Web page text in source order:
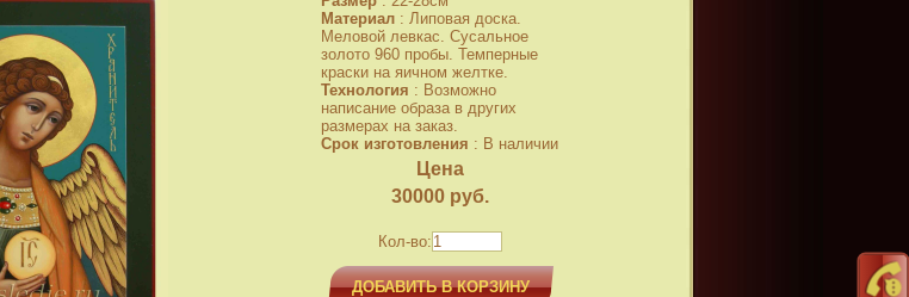
Материал : Липовая доска.
Меловой левкас. Сусальное
золото 960 пробы. Темперные
краски на яичном желтке.
Технология : Возможно
написание образа в других
размерах на заказ.
Срок изготовления : В наличии
Цена
30000 руб.
Кол-во:
ДОБАВИТЬ В КОРЗИНУ